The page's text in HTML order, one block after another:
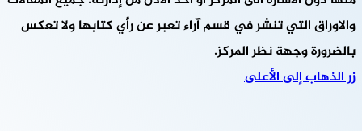
والاوراق التي تنشر في قسم آراء تعبر عن رأي كتابها ولا تعكس
بالضرورة وجهة نظر المركز.
زر الذهاب إلى الأعلى